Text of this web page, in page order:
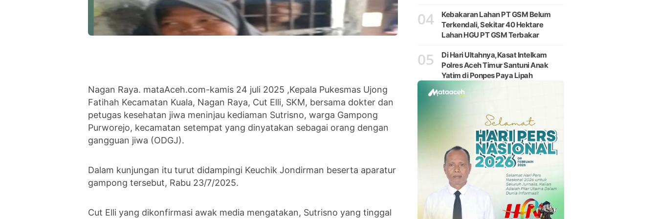
Nagan Raya. mataAceh.com-kamis 24 juli 2025 ,Kepala Pukesmas Ujong
Fatihah Kecamatan Kuala, Nagan Raya, Cut Elli, SKM, bersama dokter dan
petugas kesehatan jiwa meninjau kediaman Sutrisno, warga Gampong
Purworejo, kecamatan setempat yang dinyatakan sebagai orang dengan
gangguan jiwa (ODGJ).
Dalam kunjungan itu turut didampingi Keuchik Jondirman beserta aparatur
gampong tersebut, Rabu 23/7/2025.
Cut Elli yang dikonfirmasi awak media mengatakan, Sutrisno yang tinggal
04
Kebakaran Lahan PT GSM Belum
Terkendali, Sekitar 40 Hektare
Lahan HGU PT GSM Terbakar
05
Di Hari Ultahnya,Kasat Intelkam
Polres Aceh Timur Santuni Anak
Yatim di Ponpes Paya Lipah